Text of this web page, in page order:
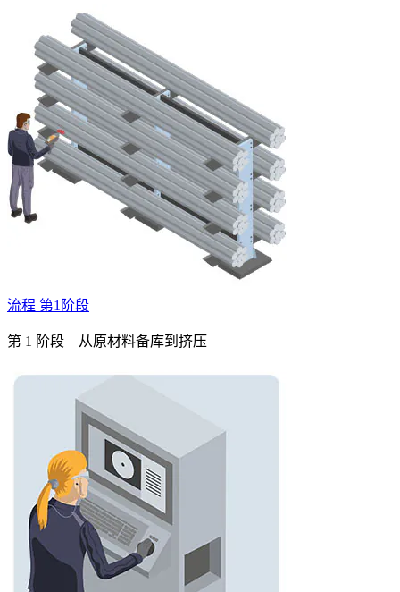
流程 第1阶段
第 1 阶段 – 从原材料备库到挤压